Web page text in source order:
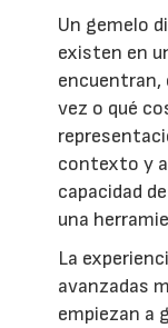
Un gemelo
existen en
encuentran,
vez o qué
contexto y
capacidad
una
La
avanzadas
empiezan a